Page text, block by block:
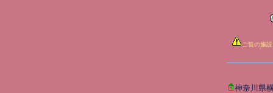
ご覧の施
神奈川県